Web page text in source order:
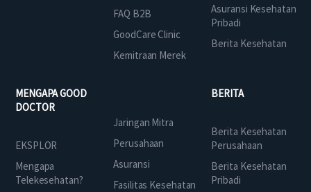
FAQ B2B
GoodCare Clinic
Kemitraan Merek
Asuransi Kesehatan
Pribadi
Berita Kesehatan
MENGAPA GOOD
DOCTOR
EKSPLOR
Mengapa
Telekesehatan?
Jaringan Mitra
Perusahaan
Asuransi
Fasilitas Kesehatan
BERITA
Berita Kesehatan
Perusahaan
Berita Kesehatan
Pribadi